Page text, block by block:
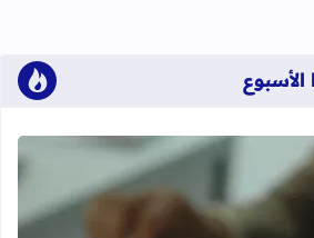
الأسبوع